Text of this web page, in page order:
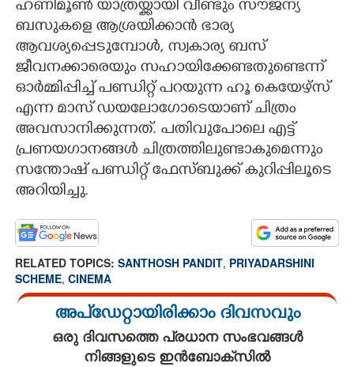
ഹണിമൂൺ യാത്രയ്ക്കായി വീണ്ടും സൗജന്യ
ബസുകളെ ആശ്രയിക്കാൻ ഭാര്യ
ആവശ്യപ്പെടുമ്പോൾ, സ്വകാര്യ ബസ്
ജീവനക്കാരെയും സഹായിക്കേണ്ടതുണ്ടെന്ന്
ഓർമ്മിപ്പിച്ച് പണ്ഡിറ്റ് പറയുന്ന ഹൂ കെയേഴ്സ്
എന്ന മാസ് ഡയലോഗോടെയാണ് ചിത്രം
അവസാനിക്കുന്നത്. പതിവുപോലെ എട്ട്
പ്രണയഗാനങ്ങൾ ചിത്രത്തിലുണ്ടാകുമെന്നും
സന്തോഷ് പണ്ഡിറ്റ് ഫേസ്ബുക്ക് കുറിപ്പിലൂടെ
അറിയിച്ചു.
RELATED TOPICS: SANTHOSH PANDIT, PRIYADARSHINI
SCHEME, CINEMA
അപ്ഡേറ്റായിരിക്കാം ദിവസവും
ഒരു ദിവസത്തെ പ്രധാന സംഭവങ്ങൾ
നിങ്ങളുടെ ഇൻബോക്സിൽ